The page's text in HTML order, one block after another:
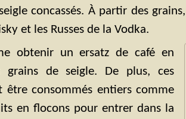
concassés. À partir des
et les Russes de la Vodka.
obtenir un ersatz de café en
grains de seigle. De plus, ces
être consommés entiers comme
en flocons pour entrer dans la